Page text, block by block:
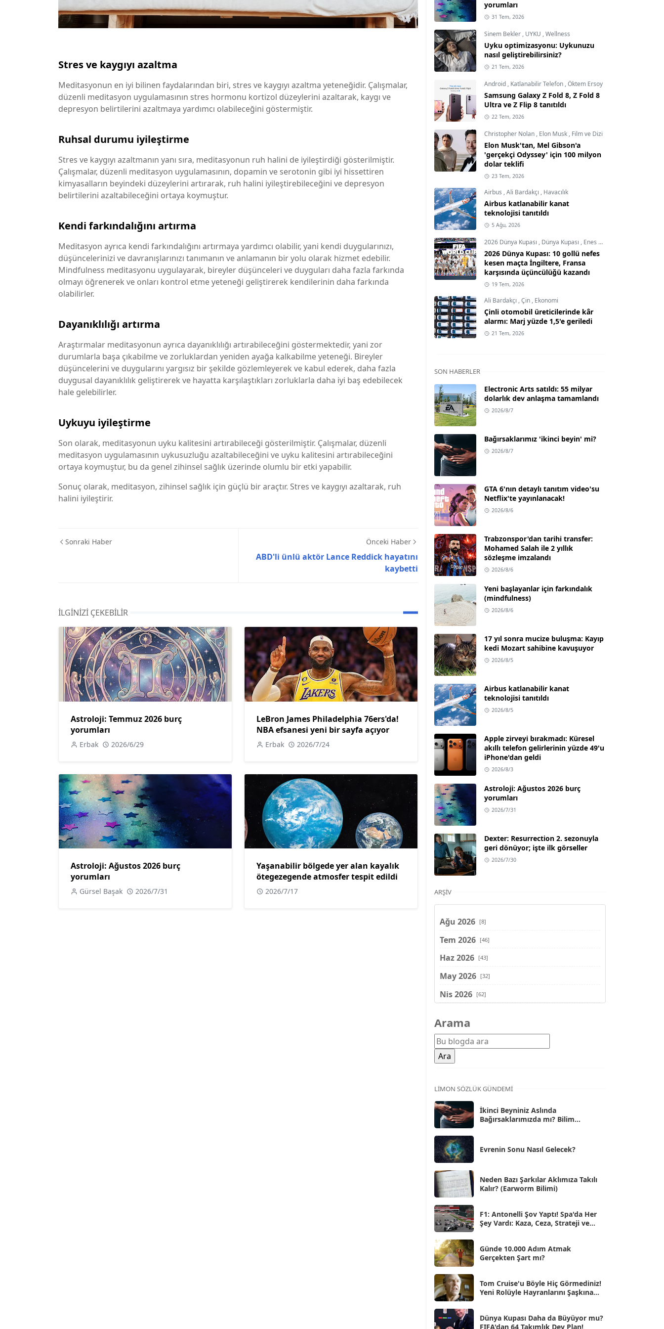
Stres ve kaygıyı azaltma
Meditasyonun en iyi bilinen faydalarından biri, stres ve kaygıyı azaltma yeteneğidir. Çalışmalar,
düzenli meditasyon uygulamasının stres hormonu kortizol düzeylerini azaltarak, kaygı ve
depresyon belirtilerini azaltmaya yardımcı olabileceğini göstermiştir.
Ruhsal durumu iyileştirme
Stres ve kaygıyı azaltmanın yanı sıra, meditasyonun ruh halini de iyileştirdiği gösterilmiştir.
Çalışmalar, düzenli meditasyon uygulamasının, dopamin ve serotonin gibi iyi hissettiren
kimyasalların beyindeki düzeylerini artırarak, ruh halini iyileştirebileceğini ve depresyon
belirtilerini azaltabileceğini ortaya koymuştur.
Kendi farkındalığını artırma
Meditasyon ayrıca kendi farkındalığını artırmaya yardımcı olabilir, yani kendi duygularınızı,
düşüncelerinizi ve davranışlarınızı tanımanın ve anlamanın bir yolu olarak hizmet edebilir.
Mindfulness meditasyonu uygulayarak, bireyler düşünceleri ve duyguları daha fazla farkında
olmayı öğrenerek ve onları kontrol etme yeteneği geliştirerek kendilerinin daha farkında
olabilirler.
Dayanıklılığı artırma
Araştırmalar meditasyonun ayrıca dayanıklılığı artırabileceğini göstermektedir, yani zor
durumlarla başa çıkabilme ve zorluklardan yeniden ayağa kalkabilme yeteneği. Bireyler
düşüncelerini ve duygularını yargısız bir şekilde gözlemleyerek ve kabul ederek, daha fazla
duygusal dayanıklılık geliştirerek ve hayatta karşılaştıkları zorluklarla daha iyi baş edebilecek
hale gelebilirler.
Uykuyu iyileştirme
Son olarak, meditasyonun uyku kalitesini artırabileceği gösterilmiştir. Çalışmalar, düzenli
meditasyon uygulamasının uykusuzluğu azaltabileceğini ve uyku kalitesini artırabileceğini
ortaya koymuştur, bu da genel zihinsel sağlık üzerinde olumlu bir etki yapabilir.
Sonuç olarak, meditasyon, zihinsel sağlık için güçlü bir araçtır. Stres ve kaygıyı azaltarak, ruh
halini iyileştirir.
Sonraki Haber Önceki Haber
ABD'li ünlü aktör Lance Reddick hayatını
kaybetti
İLGINIZI ÇEKEBILIR
Astroloji: Temmuz 2026 burç
yorumları
Erbak 2026/6/29
LeBron James Philadelphia 76ers'da!
NBA efsanesi yeni bir sayfa açıyor
Erbak 2026/7/24
Astroloji: Ağustos 2026 burç
yorumları
Gürsel Başak 2026/7/31
Yaşanabilir bölgede yer alan kayalık
ötegezegende atmosfer tespit edildi
2026/7/17
yorumları
31 Tem, 2026
Sinem Bekler , UYKU ,Wellness
Uyku optimizasyonu: Uykunuzu
nasıl geliştirebilirsiniz?
21 Tem, 2026
Android , Katlanabilir Telefon ,Öktem Ersoy
Samsung Galaxy Z Fold 8, Z Fold 8
Ultra ve Z Flip 8 tanıtıldı
22 Tem, 2026
Christopher Nolan , Elon Musk , Film ve Dizi
Elon Musk'tan, Mel Gibson'a
'gerçekçi Odyssey' için 100 milyon
dolar teklifi
23 Tem, 2026
Airbus ,Ali Bardakçı , Havacılık
Airbus katlanabilir kanat
teknolojisi tanıtıldı
5 Ağu, 2026
2026 Dünya Kupası , Dünya Kupası , Enes Demircioğlu
2026 Dünya Kupası: 10 gollü nefes
kesen maçta İngiltere, Fransa
karşısında üçüncülüğü kazandı
19 Tem, 2026
Ali Bardakçı ,Çin , Ekonomi
Çinli otomobil üreticilerinde kâr
alarmı: Marj yüzde 1,5'e geriledi
21 Tem, 2026
SON HABERLER
Electronic Arts satıldı: 55 milyar
dolarlık dev anlaşma tamamlandı
2026/8/7
Bağırsaklarımız 'ikinci beyin' mi?
2026/8/7
GTA 6'nın detaylı tanıtım video'su
Netflix'te yayınlanacak!
2026/8/6
Trabzonspor'dan tarihi transfer:
Mohamed Salah ile 2 yıllık
sözleşme imzalandı
2026/8/6
Yeni başlayanlar için farkındalık
(mindfulness)
2026/8/6
17 yıl sonra mucize buluşma: Kayıp
kedi Mozart sahibine kavuşuyor
2026/8/5
Airbus katlanabilir kanat
teknolojisi tanıtıldı
2026/8/5
Apple zirveyi bırakmadı: Küresel
akıllı telefon gelirlerinin yüzde 49'u
iPhone'dan geldi
2026/8/3
Astroloji: Ağustos 2026 burç
yorumları
2026/7/31
Dexter: Resurrection 2. sezonuyla
geri dönüyor; işte ilk görseller
2026/7/30
ARŞIV
Ağu 2026 [8]
Tem 2026 [46]
Haz 2026 [43]
May 2026 [32]
Nis 2026 [62]
Şub 2026
Oca 2026 [72]
Ara 2025
Kas 2025
Eki 2025
Eyl 2025 [56]
Ağu 2025
Tem 2025
Haz 2025
May 2025 [54]
Nis 2025 [56]
Mar 2025 [50]
Şub 2025 [57]
Oca 2025
Ara 2024 [25]
Kas 2024
Eki 2024 [46]
Arama
LIMON SÖZLÜK GÜNDEMI
İkinci Beyniniz Aslında
Bağırsaklarımızda mı? Bilim
Evrenin Sonu Nasıl Gelecek?
Neden Bazı Şarkılar Aklımıza Takılı
Kalır? (Earworm Bilimi)
F1: Antonelli Şov Yaptı! Spa'da Her
Şey Vardı: Kaza, Ceza, Strateji ve
Günde 10.000 Adım Atmak
Gerçekten Şart mı?
Tom Cruise'u Böyle Hiç Görmediniz!
Yeni Rolüyle Hayranlarını Şaşkına
Dünya Kupası Daha da Büyüyor mu?
FIFA'dan 64 Takımlık Dev Plan!